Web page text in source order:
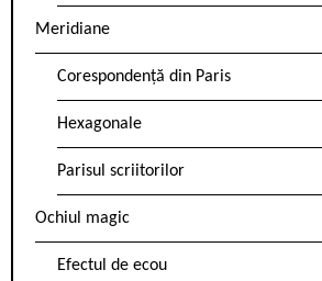
Meridiane
Corespondență din Paris
Hexagonale
Parisul scriitorilor
Ochiul magic
Efectul de ecou